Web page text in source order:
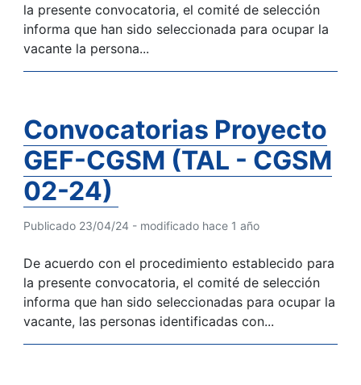
la presente convocatoria, el comité de selección
informa que han sido seleccionada para ocupar la
vacante la persona...
Convocatorias Proyecto
GEF-CGSM (TAL - CGSM
02-24)
Publicado 23/04/24 - modificado hace 1 año
De acuerdo con el procedimiento establecido para
la presente convocatoria, el comité de selección
informa que han sido seleccionadas para ocupar la
vacante, las personas identificadas con...